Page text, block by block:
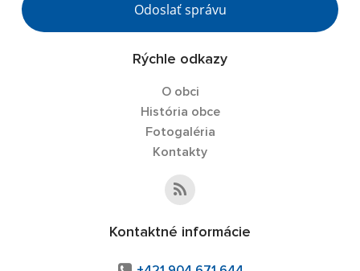
Odoslať správu
Rýchle odkazy
O obci
História obce
Fotogaléria
Kontakty
Kontaktné informácie